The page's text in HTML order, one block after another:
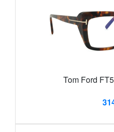
Tom Ford